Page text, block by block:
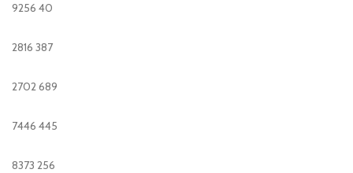
9256 40
2816 387
2702689
7446 445
8373 256